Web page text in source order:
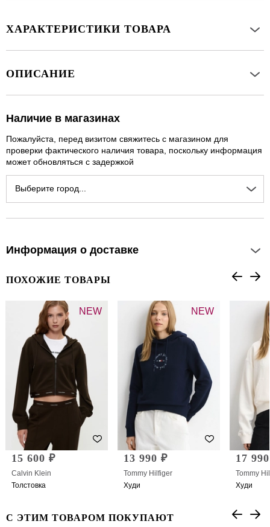
ХАРАКТЕРИСТИКИ ТОВАРА
ОПИСАНИЕ
Наличие в магазинах
Пожалуйста, перед визитом свяжитесь с магазином для
проверки фактического наличия товара, поскольку информация
может обновляться с задержкой
Выберите город...
Информация о доставке
ПОХОЖИЕ ТОВАРЫ
NEW
15 600 ₽
Calvin Klein
Толстовка
NEW
13 990 ₽
Tommy Hilfiger
Худи
17
Tommy
Худи
С ЭТИМ ТОВАРОМ ПОКУПАЮТ